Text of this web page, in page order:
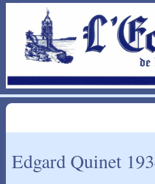
Edgard Quinet